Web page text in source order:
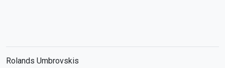
Rolands Umbrovskis